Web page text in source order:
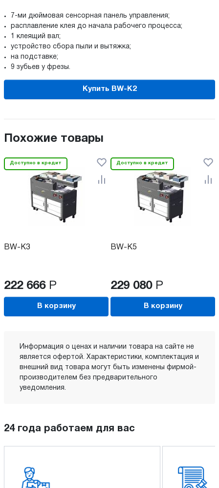
7-ми дюймовая сенсорная панель управления;
расплавление клея до начала рабочего процесса;
1 клеящий вал;
устройство сбора пыли и вытяжка;
на подставке;
9 зубьев у фрезы.
Купить BW-K2
Похожие товары
Доступно в кредит
BW-K3
222 666 Р
В корзину
Доступно в кредит
BW-K5
229 080 Р
В корзину
Информация о ценах и наличии товара на сайте не
является офертой. Характеристики, комплектация и
внешний вид товара могут быть изменены фирмой-
производителем без предварительного
уведомления.
24 года работаем для вас